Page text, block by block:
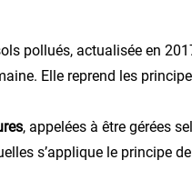
pollués, actualisée en
Elle reprend les
, appelées à être gérées
s’applique le principe